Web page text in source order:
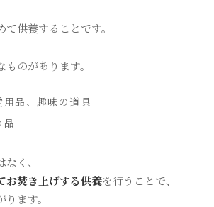
供養することです。
のがあります。
品、趣味の道具
品
く、
お焚き上げする供養を行うことで、
ます。